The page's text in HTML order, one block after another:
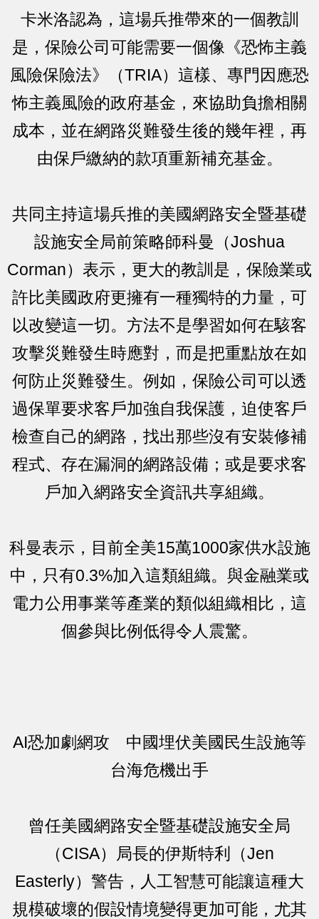
卡米洛認為，這場兵推帶來的一個教訓
是，保險公司可能需要一個像《恐怖主義
風險保險法》（TRIA）這樣、專門因應恐
怖主義風險的政府基金，來協助負擔相關
成本，並在網路災難發生後的幾年裡，再
由保戶繳納的款項重新補充基金。
共同主持這場兵推的美國網路安全暨基礎
設施安全局前策略師科曼（Joshua
Corman）表示，更大的教訓是，保險業或
許比美國政府更擁有一種獨特的力量，可
以改變這一切。方法不是學習如何在駭客
攻擊災難發生時應對，而是把重點放在如
何防止災難發生。例如，保險公司可以透
過保單要求客戶加強自我保護，迫使客戶
檢查自己的網路，找出那些沒有安裝修補
程式、存在漏洞的網路設備；或是要求客
戶加入網路安全資訊共享組織。
科曼表示，目前全美15萬1000家供水設施
中，只有0.3%加入這類組織。與金融業或
電力公用事業等產業的類似組織相比，這
個參與比例低得令人震驚。
AI恐加劇網攻 中國埋伏美國民生設施等
台海危機出手
曾任美國網路安全暨基礎設施安全局
（CISA）局長的伊斯特利（Jen
Easterly）警告，人工智慧可能讓這種大
規模破壞的假設情境變得更加可能，尤其